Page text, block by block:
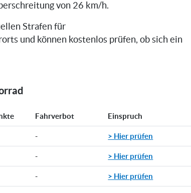
von 26 km/h.
Strafen für
und können kostenlos prüfen, ob sich ein
Fahrverbot Einspruch
- > Hier prüfen
- > Hier prüfen
- > Hier prüfen